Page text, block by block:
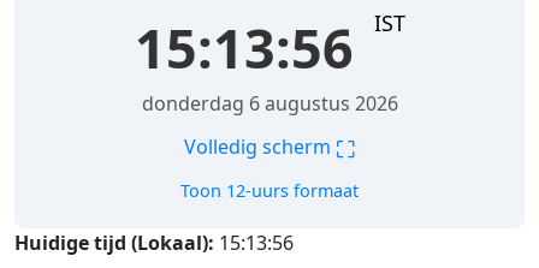
15:13:57 IST
donderdag 6 augustus 2026
Volledig scherm ⛶
Toon 12-uurs formaat
Huidige tijd (Lokaal): 15:13:57